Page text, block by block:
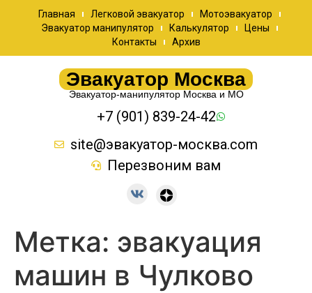
Главная Легковой эвакуатор
Мотоэвакуатор
Эвакуатор манипулятор
Калькулятор
Цены
Контакты
Архив
Эвакуатор Москва
Эвакуатор-манипулятор Москва и МО
+7 (901) 839-24-42
site@эвакуатор-москва.com
Перезвоним вам
Метка: эвакуация
машин в Чулково